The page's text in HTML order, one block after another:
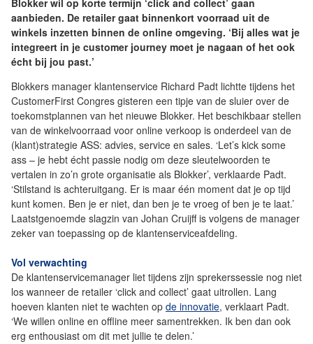
Blokker wil op korte termijn ‘click and collect’ gaan
aanbieden. De retailer gaat binnenkort voorraad uit de
winkels inzetten binnen de online omgeving. ‘Bij alles wat je
integreert in je customer journey moet je nagaan of het ook
écht bij jou past.’
Blokkers manager klantenservice Richard Padt lichtte tijdens het
CustomerFirst Congres gisteren een tipje van de sluier over de
toekomstplannen van het nieuwe Blokker. Het beschikbaar stellen
van de winkelvoorraad voor online verkoop is onderdeel van de
(klant)strategie ASS: advies, service en sales. ‘Let’s kick some
ass – je hebt écht passie nodig om deze sleutelwoorden te
vertalen in zo’n grote organisatie als Blokker’, verklaarde Padt.
‘Stilstand is achteruitgang. Er is maar één moment dat je op tijd
kunt komen. Ben je er niet, dan ben je te vroeg of ben je te laat.’
Laatstgenoemde slagzin van Johan Cruijff is volgens de manager
zeker van toepassing op de klantenserviceafdeling.
Vol verwachting
De klantenservicemanager liet tijdens zijn sprekerssessie nog niet
los wanneer de retailer ‘click and collect’ gaat uitrollen. Lang
hoeven klanten niet te wachten op de innovatie, verklaart Padt.
‘We willen online en offline meer samentrekken. Ik ben dan ook
erg enthousiast om dit met jullie te delen.’